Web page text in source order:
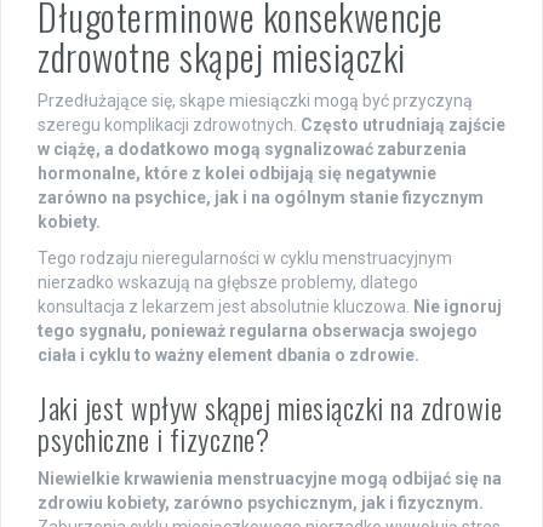
Długoterminowe konsekwencje
zdrowotne skąpej miesiączki
Przedłużające się, skąpe miesiączki mogą być przyczyną
szeregu komplikacji zdrowotnych. Często utrudniają zajście
w ciążę, a dodatkowo mogą sygnalizować zaburzenia
hormonalne, które z kolei odbijają się negatywnie
zarówno na psychice, jak i na ogólnym stanie fizycznym
kobiety.
Tego rodzaju nieregularności w cyklu menstruacyjnym
nierzadko wskazują na głębsze problemy, dlatego
konsultacja z lekarzem jest absolutnie kluczowa. Nie ignoruj
tego sygnału, ponieważ regularna obserwacja swojego
ciała i cyklu to ważny element dbania o zdrowie.
Jaki jest wpływ skąpej miesiączki na zdrowie
psychiczne i fizyczne?
Niewielkie krwawienia menstruacyjne mogą odbijać się na
zdrowiu kobiety, zarówno psychicznym, jak i fizycznym.